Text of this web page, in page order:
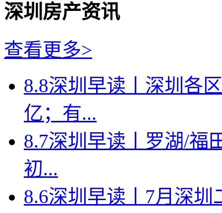
深圳房产资讯
查看更多>
8.8深圳早读丨深圳各
亿；有...
8.7深圳早读丨罗湖/福
初...
8.6深圳早读丨7月深